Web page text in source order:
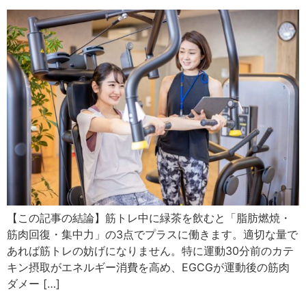
【この記事の結論】筋トレ中に緑茶を飲むと「脂肪燃焼・
筋肉回復・集中力」の3点でプラスに働きます。適切な量で
あれば筋トレの妨げになりません。特に運動30分前のカテ
キン摂取がエネルギー消費を高め、EGCGが運動後の筋肉
ダメー […]